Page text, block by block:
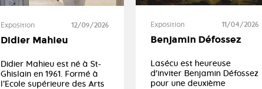
Exposition 12/09/2026
Didier Mahieu
Didier Mahieu est né à St-
Ghislain en 1961. Formé à
l’Ecole supérieure des Arts
Exposition 11/04/2026
Benjamin Défossez
Lasécu est heureuse
d'inviter Benjamin Défossez
pour une deuxième